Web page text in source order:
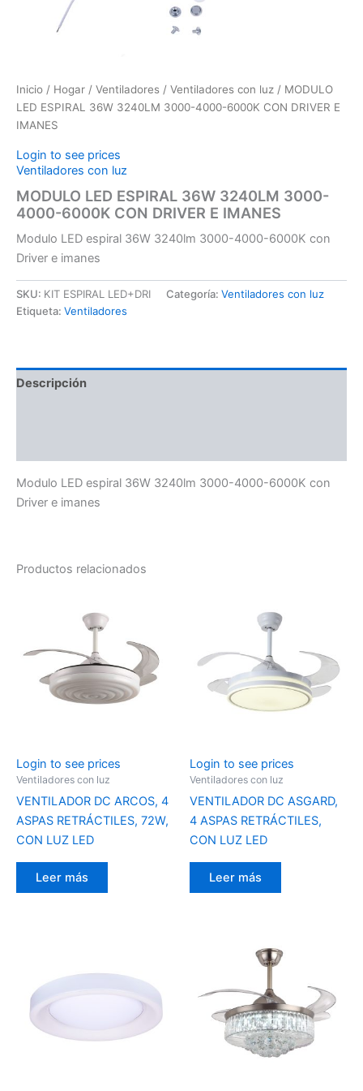
Inicio / Hogar / Ventiladores / Ventiladores con luz / MODULO
LED ESPIRAL 36W 3240LM 3000-4000-6000K CON DRIVER E
IMANES
Login to see prices
Ventiladores con luz
MODULO LED ESPIRAL 36W 3240LM 3000-
4000-6000K CON DRIVER E IMANES
Modulo LED espiral 36W 3240lm 3000-4000-6000K con
Driver e imanes
SKU: KIT ESPIRAL LED+DRI Categoría: Ventiladores con luz
Etiqueta: Ventiladores
Descripción
Modulo LED espiral 36W 3240lm 3000-4000-6000K con
Driver e imanes
Productos relacionados
Login to see prices
Ventiladores con luz
VENTILADOR DC ARCOS, 4
ASPAS RETRÁCTILES, 72W,
CON LUZ LED
Leer más
Login to see prices
Ventiladores con luz
VENTILADOR DC ASGARD,
4 ASPAS RETRÁCTILES,
CON LUZ LED
Leer más